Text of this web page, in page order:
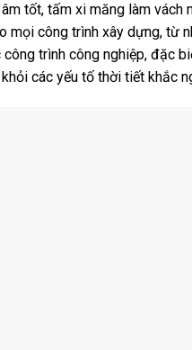
tốt, tấm xi măng làm vách
mọi công trình xây dựng, từ
trình công nghiệp, đặc
các yếu tố thời tiết khắc